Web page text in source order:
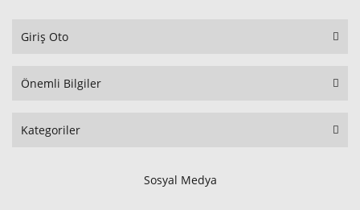
Giriş Oto
Önemli Bilgiler
Kategoriler
Sosyal Medya